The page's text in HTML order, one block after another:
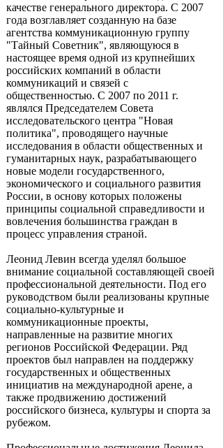
качестве генерального директора. С 2007
года возглавляет созданную на базе
агентства коммуникационную группу
"Тайный Советник", являющуюся в
настоящее время одной из крупнейших
российских компаний в области
коммуникаций и связей с
общественностью. С 2007 по 2011 г.
являлся Председателем Совета
исследовательского центра "Новая
политика", проводящего научные
исследования в области общественных и
гуманитарных наук, разрабатывающего
новые модели государственного,
экономического и социального развития
России, в основу которых положены
принципы социальной справедливости и
вовлечения большинства граждан в
процесс управления страной.
Леонид Левин всегда уделял большое
внимание социальной составляющей своей
профессиональной деятельности. Под его
руководством были реализованы крупные
социально-культурные и
коммуникационные проекты,
направленные на развитие многих
регионов Российской Федерации. Ряд
проектов был направлен на поддержку
государственных и общественных
инициатив на международной арене, а
также продвижению достижений
российского бизнеса, культуры и спорта за
рубежом.